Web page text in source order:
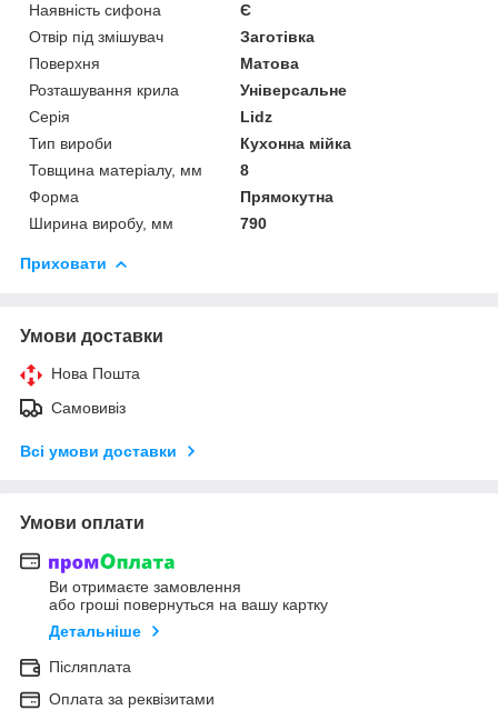
Наявність сифона
Є
Отвір під змішувач
Заготівка
Поверхня
Матова
Розташування крила
Універсальне
Серія
Lidz
Тип вироби
Кухонна мійка
Товщина матеріалу, мм
8
Форма
Прямокутна
Ширина виробу, мм
790
Приховати
Умови доставки
Нова Пошта
Самовивіз
Всі умови доставки
Умови оплати
Ви отримаєте замовлення
або гроші повернуться на вашу картку
Детальніше
Післяплата
Оплата за реквізитами